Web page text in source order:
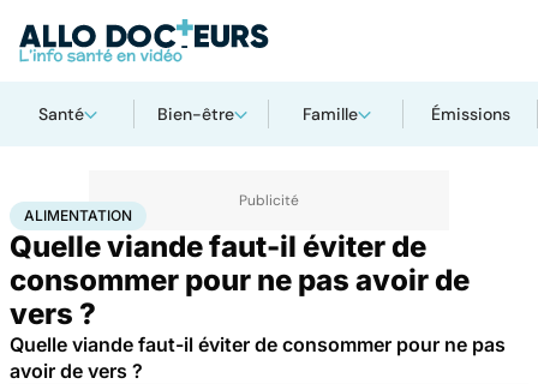
Santé Bien-être Famille Émissions
AccueilSantéMaladies Alimentation
ALIMENTATION
Quelle viande faut-il éviter de
consommer pour ne pas avoir de
vers ?
Quelle viande faut-il éviter de consommer pour ne pas
avoir de vers ?